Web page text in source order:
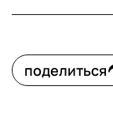
поделиться